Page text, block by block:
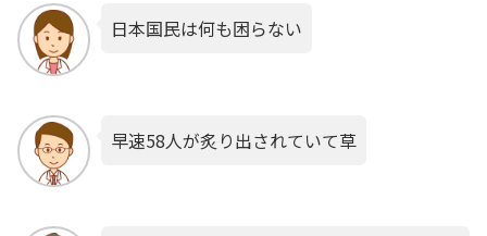
日本国民は何も困らない
早速58人が炙り出されていて草